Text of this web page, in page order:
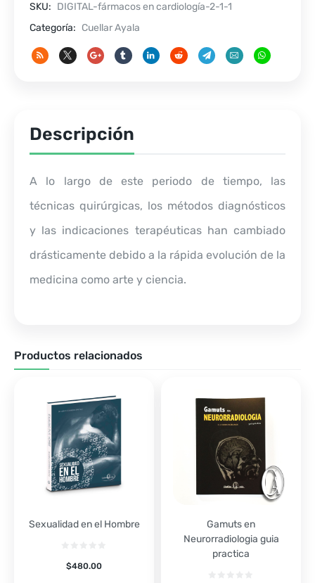
SKU: DIGITAL-fármacos en cardiología-2-1-1
Categoría: Cuellar Ayala
Descripción
A lo largo de este periodo de tiempo, las
técnicas quirúrgicas, los métodos diagnósticos
y las indicaciones terapéuticas han cambiado
drásticamente debido a la rápida evolución de la
medicina como arte y ciencia.
Productos relacionados
Sexualidad en el Hombre
$480.00
Gamuts en
Neurorradiologia guia
practica